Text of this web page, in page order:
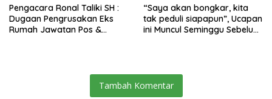
Pengacara Ronal Taliki SH :
Dugaan Pengrusakan Eks
Rumah Jawatan Pos &
“Saya akan bongkar, kita
tak peduli siapapun”, Ucapan
ini Muncul Seminggu Sebelum
Tambah Komentar